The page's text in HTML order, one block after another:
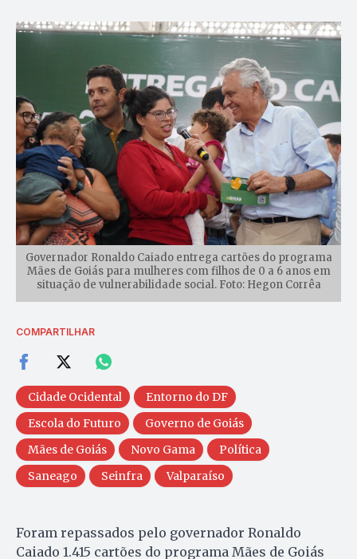
Governador Ronaldo Caiado entrega cartões do programa
Mães de Goiás para mulheres com filhos de 0 a 6 anos em
situação de vulnerabilidade social. Foto: Hegon Corrêa
COMPARTILHAR
Cidade Ocidental
Entorno do DF
Escola do Futuro
Governo de Goiás
Mães de Goiás
Novo Gama
Política
Saneago
Seinfra Valparaíso
Foram repassados pelo governador Ronaldo
Caiado 1.415 cartões do programa Mães de Goiás